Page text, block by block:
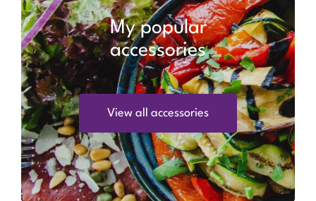
My popular
accessories
View all accessories